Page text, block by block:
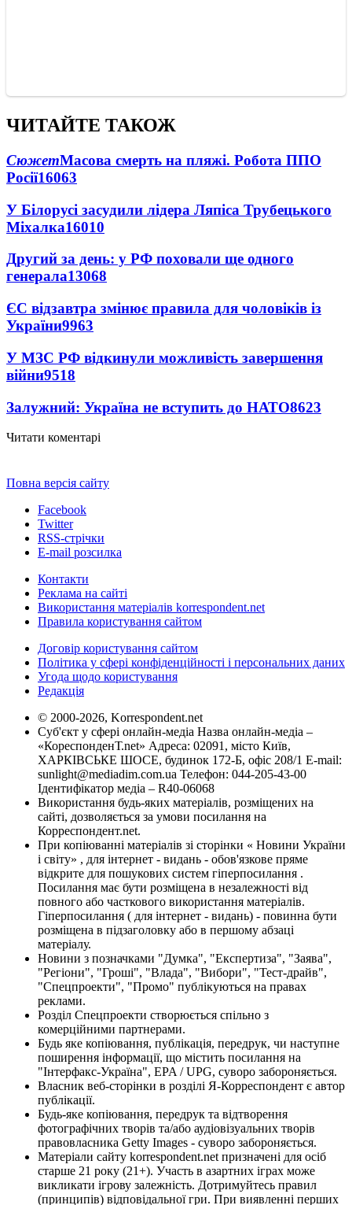
ЧИТАЙТЕ ТАКОЖ
СюжетМасова смерть на пляжі. Робота ППО
Росії16063
У Білорусі засудили лідера Ляпіса Трубецького
Міхалка16010
Другий за день: у РФ поховали ще одного
генерала13068
ЄС відзавтра змінює правила для чоловіків із
України9963
У МЗС РФ відкинули можливість завершення
війни9518
Залужний: Україна не вступить до НАТО8623
Читати коментарі
Повна версія сайту
Facebook
Twitter
RSS-стрічки
E-mail розсилка
Контакти
Реклама на сайті
Використання матеріалів korrespondent.net
Правила користування сайтом
Договір користування сайтом
Політика у сфері конфіденційності і персональних даних
Угода щодо користування
Редакція
© 2000-2026, Korrespondent.net
Суб'єкт у сфері онлайн-медіа Назва онлайн-медіа –
«КореспонденТ.net» Адреса: 02091, місто Київ,
ХАРКІВСЬКЕ ШОСЕ, будинок 172-Б, офіс 208/1 E-mail:
sunlight@mediadim.com.ua Телефон: 044-205-43-00
Ідентифікатор медіа – R40-06068
Використання будь-яких матеріалів, розміщених на
сайті, дозволяється за умови посилання на
Корреспондент.net.
При копіюванні матеріалів зі сторінки « Новини України
і світу» , для інтернет - видань - обов'язкове пряме
відкрите для пошукових систем гіперпосилання .
Посилання має бути розміщена в незалежності від
повного або часткового використання матеріалів.
Гіперпосилання ( для інтернет - видань) - повинна бути
розміщена в підзаголовку або в першому абзаці
матеріалу.
Новини з позначками "Думка", "Експертиза", "Заява",
"Регіони", "Гроші", "Влада", "Вибори", "Тест-драйв",
"Спецпроекти", "Промо" публікуються на правах
реклами.
Розділ Спецпроекти створюється спільно з
комерційними партнерами.
Будь яке копіювання, публікація, передрук, чи наступне
поширення інформації, що містить посилання на
"Інтерфакс-Україна", EPA / UPG, суворо забороняється.
Власник веб-сторінки в розділі Я-Корреспондент є автор
публікації.
Будь-яке копіювання, передрук та відтворення
фотографічних творів та/або аудіовізуальних творів
правовласника Getty Images - суворо забороняється.
Матеріали сайту korrespondent.net призначені для осіб
старше 21 року (21+). Участь в азартних іграх може
викликати ігрову залежність. Дотримуйтесь правил
(принципів) відповідальної гри. При виявленні перших